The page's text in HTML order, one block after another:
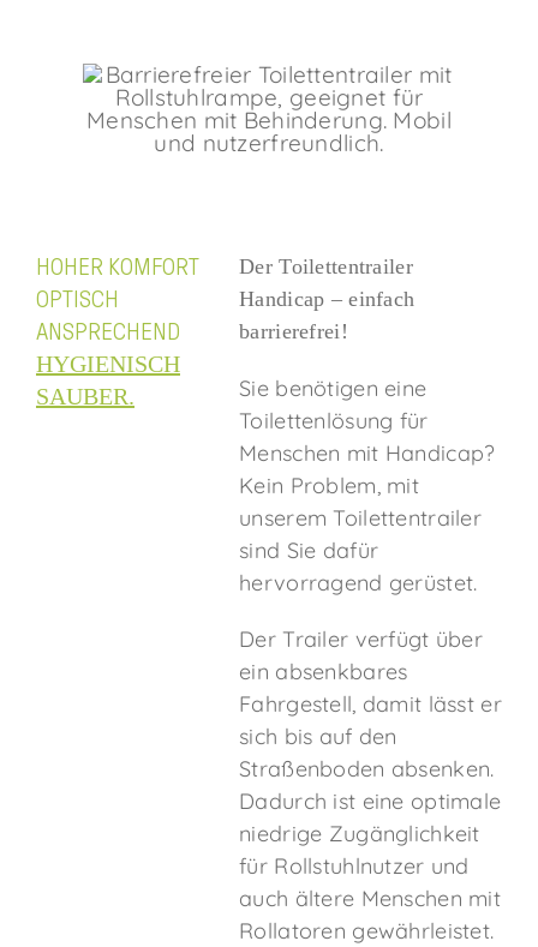
HOHER KOMFORT
OPTISCH
ANSPRECHEND
HYGIENISCH
SAUBER.
Der Toilettentrailer
Handicap – einfach
barrierefrei!
Sie benötigen eine
Toilettenlösung für
Menschen mit Handicap?
Kein Problem, mit
unserem Toilettentrailer
sind Sie dafür
hervorragend gerüstet.
Der Trailer verfügt über
ein absenkbares
Fahrgestell, damit lässt er
sich bis auf den
Straßenboden absenken.
Dadurch ist eine optimale
niedrige Zugänglichkeit
für Rollstuhlnutzer und
auch ältere Menschen mit
Rollatoren gewährleistet.